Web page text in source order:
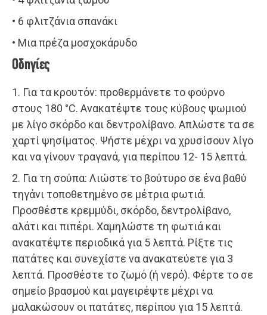
• 6 φλιτζάνια σπανάκι
• Μια πρέζα μοσχοκάρυδο
Οδηγίες
1. Για τα κρουτόν: προθερμάνετε το φούρνο
στους 180 °C. Ανακατέψτε τους κύβους ψωμιού
με λίγο σκόρδο και δεντρολίβανο. Απλώστε τα σε
χαρτί ψησίματος. Ψήστε μέχρι να χρυσίσουν λίγο
και να γίνουν τραγανά, για περίπου 12- 15 λεπτά.
2. Για τη σούπα: Λιώστε το βούτυρο σε ένα βαθύ
τηγάνι τοποθετημένο σε μέτρια φωτιά.
Προσθέστε κρεμμύδι, σκόρδο, δεντρολίβανο,
αλάτι και πιπέρι. Χαμηλώστε τη φωτιά και
ανακατέψτε περιοδικά για 5 λεπτά. Ρίξτε τις
πατάτες και συνεχίστε να ανακατεύετε για 3
λεπτά. Προσθέστε το ζωμό (ή νερό). Φέρτε το σε
σημείο βρασμού και μαγειρέψτε μέχρι να
μαλακώσουν οι πατάτες, περίπου για 15 λεπτά.